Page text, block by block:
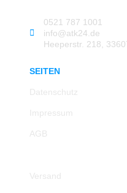
0521 787 1001
info@atk24.de
Heeperstr. 218,
SEITEN
Datenschutz
Impressum
AGB
Versand